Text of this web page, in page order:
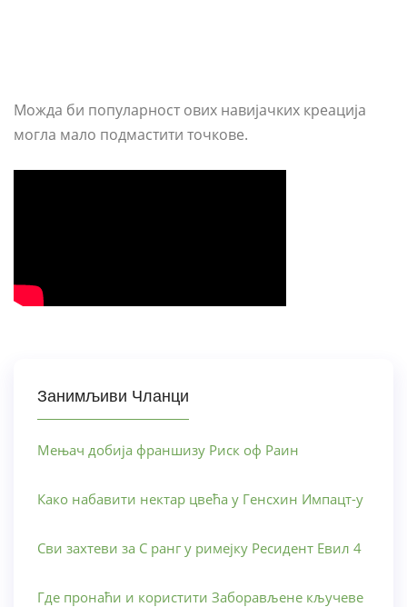
Можда би популарност ових навијачких креација
могла мало подмастити точкове.
Занимљиви Чланци
Мењач добија франшизу Риск оф Раин
Како набавити нектар цвећа у Генсхин Импацт-у
Сви захтеви за С ранг у римејку Ресидент Евил 4
Где пронаћи и користити Заборављене кључеве